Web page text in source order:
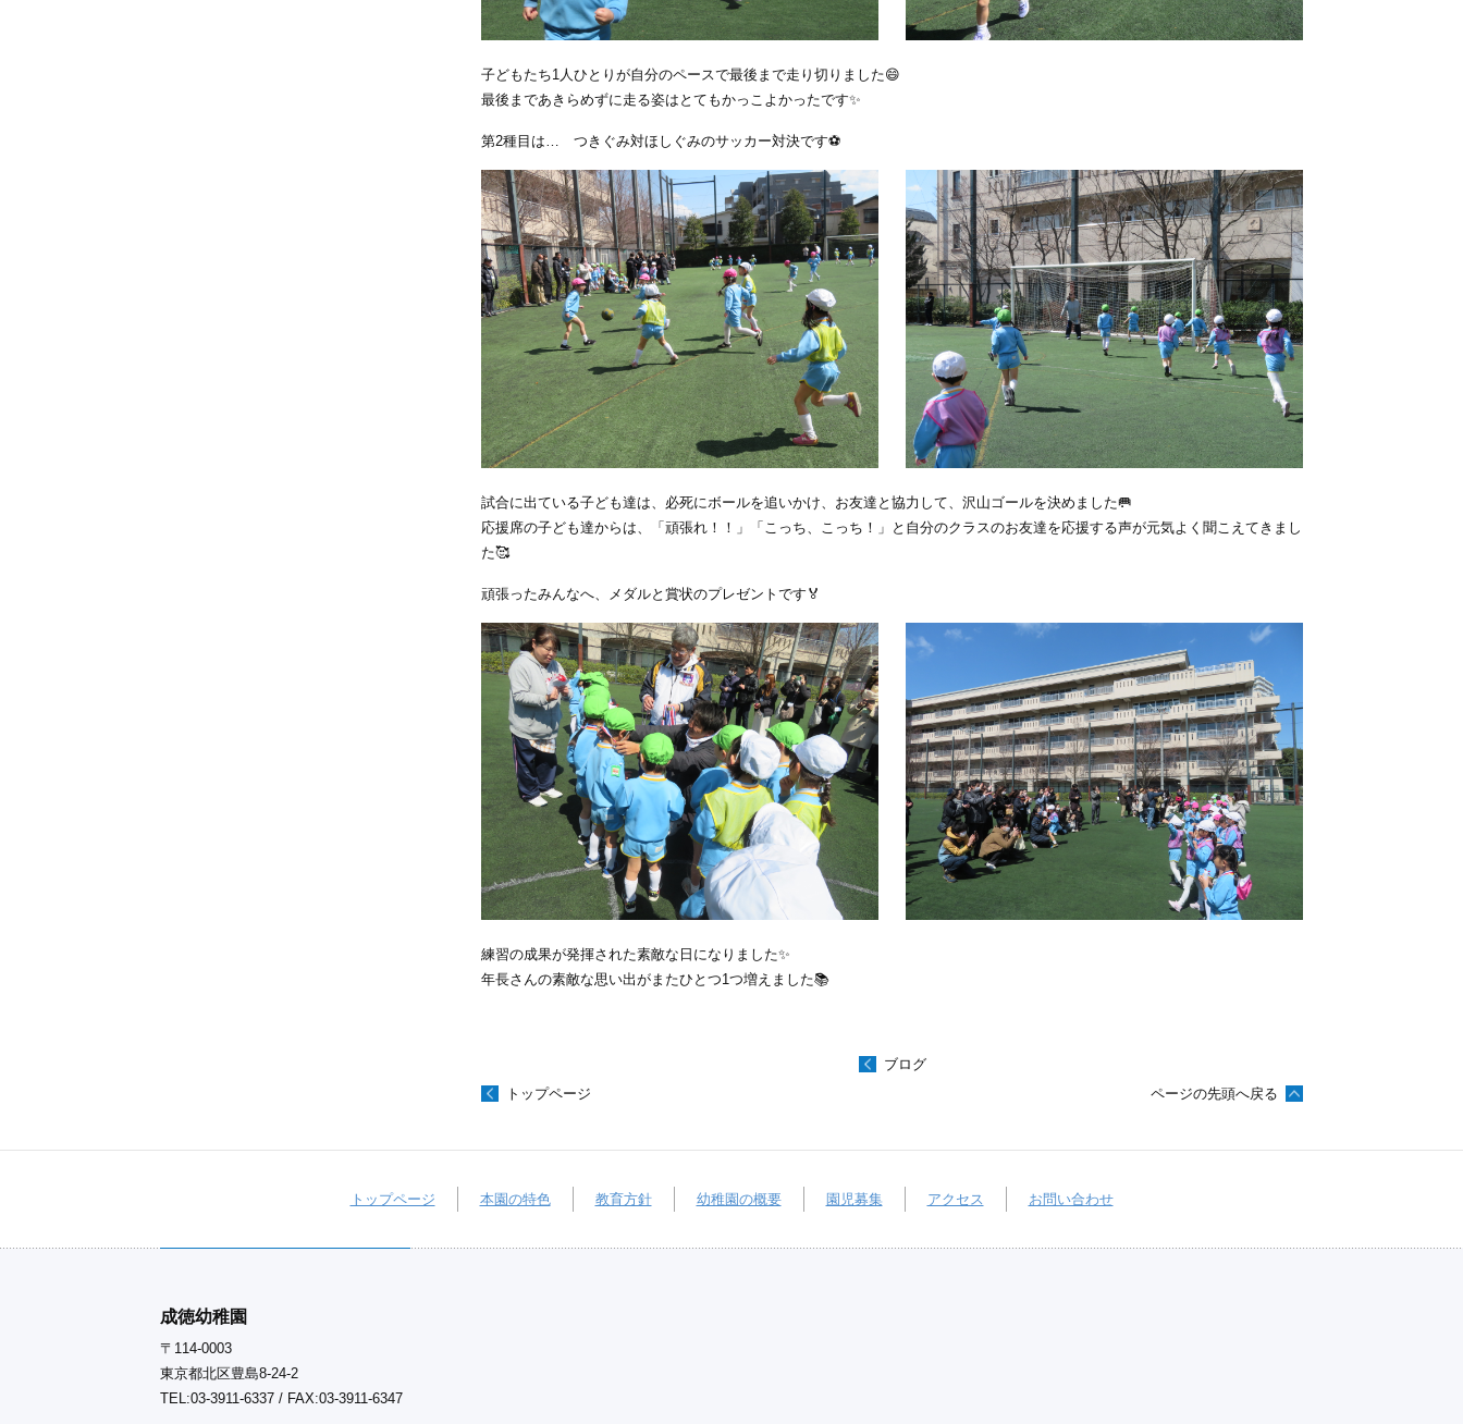
子どもたち1人ひとりが自分のペースで最後まで走り切りました😄
最後まであきらめずに走る姿はとてもかっこよかったです✨
第2種目は… つきぐみ対ほしぐみのサッカー対決です⚽
試合に出ている子ども達は、必死にボールを追いかけ、お友達と協力して、沢山ゴールを決めました🥅
応援席の子ども達からは、「頑張れ！！」「こっち、こっち！」と自分のクラスのお友達を応援する声が元気よく聞こえてきまし
た🥰
頑張ったみんなへ、メダルと賞状のプレゼントです🏅
練習の成果が発揮された素敵な日になりました✨
年長さんの素敵な思い出がまたひとつ1つ増えました📚
ブログ
トップページ
ページの先頭へ戻る
トップページ 本園の特色 教育方針 幼稚園の概要 園児募集 アクセス お問い合わせ
成徳幼稚園
〒114-0003
東京都北区豊島8-24-2
TEL:03-3911-6337 / FAX:03-3911-6347